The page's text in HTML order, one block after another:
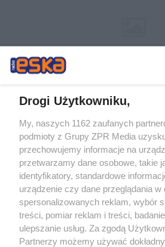
Żaden utwór zamieszczony w serwisie nie
rozpowszechniany lub dalej
tym także elektroniczny lub mechaniczny) na
eksploatacji w jakiejkolwiek formie, włącznie
Internecie bez pisemnej zgody właściciela
wykorzystanie utworów w całości lub w
tzn. bez właściwej zgody, jest zabronione
ścigane prawnie.
Drogi Użytkowniku,
My, naszych 1162 zaufanych
podmioty z Grupy ZPR Media
przechowujemy informacje na
przetwarzamy dane osobowe, takie
identyfikatory, standardowe
urządzenie czy dane przeglądania w
spersonalizowanych reklam, wybór
treści, pomiar reklam i treści,
ulepszanie usług. Za zgodą
Partnerzy możemy używać